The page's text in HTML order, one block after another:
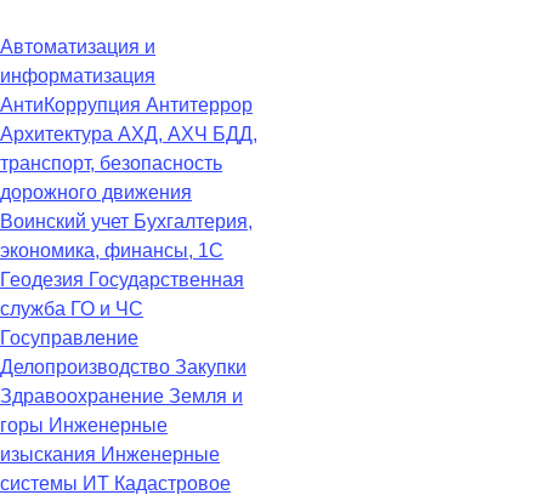
Автоматизация и
информатизация
АнтиКоррупция Антитеррор
Архитектура АХД, АХЧ БДД,
транспорт, безопасность
дорожного движения
Воинский учет Бухгалтерия,
экономика, финансы, 1С
Геодезия Государственная
служба ГО и ЧС
Госуправление
Делопроизводство Закупки
Здравоохранение Земля и
горы Инженерные
изыскания Инженерные
системы ИТ Кадастровое